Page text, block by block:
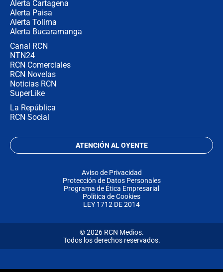
Alerta Cartagena
Alerta Paisa
Alerta Tolima
Alerta Bucaramanga
Canal RCN
NTN24
RCN Comerciales
RCN Novelas
Noticias RCN
SuperLike
La República
RCN Social
ATENCIÓN AL OYENTE
Aviso de Privacidad
Protección de Datos Personales
Programa de Ética Empresarial
Política de Cookies
LEY 1712 DE 2014
© 2026 RCN Medios.
Todos los derechos reservados.